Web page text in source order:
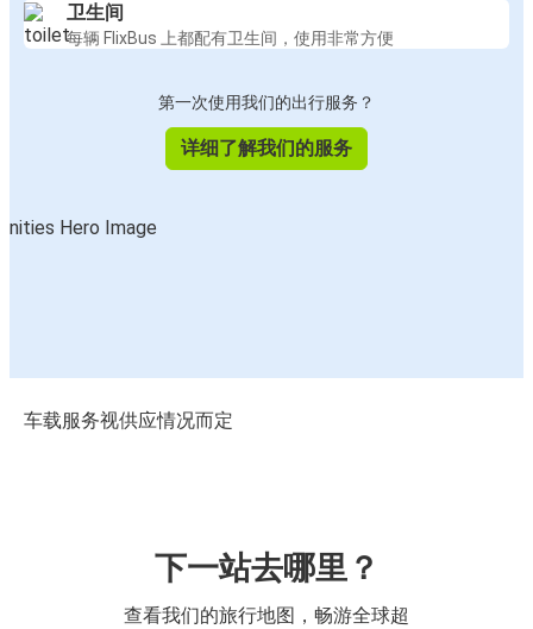
卫生间
每辆 FlixBus 上都配有卫生间，使用非常方便
第一次使用我们的出行服务？
详细了解我们的服务
车载服务视供应情况而定
下一站去哪里？
查看我们的旅行地图，畅游全球超